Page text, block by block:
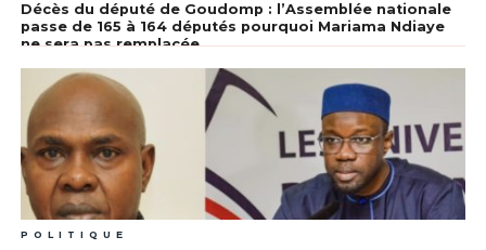
Décès du député de Goudomp : l’Assemblée nationale
passe de 165 à 164 députés pourquoi Mariama Ndiaye
ne sera pas remplacée
POLITIQUE